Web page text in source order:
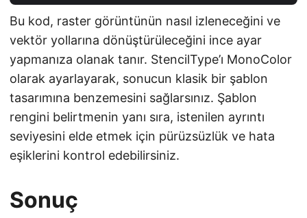
Bu kod, raster görüntünün nasıl izleneceğini ve
vektör yollarına dönüştürüleceğini ince ayar
yapmanıza olanak tanır. StencilType’ı MonoColor
olarak ayarlayarak, sonucun klasik bir şablon
tasarımına benzemesini sağlarsınız. Şablon
rengini belirtmenin yanı sıra, istenilen ayrıntı
seviyesini elde etmek için pürüzsüzlük ve hata
eşiklerini kontrol edebilirsiniz.
Sonuç